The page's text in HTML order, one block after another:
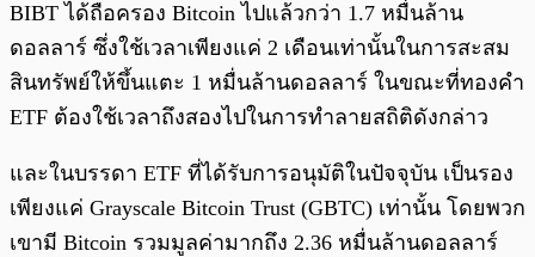
BIBT ได้ถือครอง Bitcoin ไปแล้วกว่า 1.7 หมื่นล้าน
ดอลลาร์ ซึ่งใช้เวลาเพียงแค่ 2 เดือนเท่านั้นในการสะสม
สินทรัพย์ให้ขึ้นแตะ 1 หมื่นล้านดอลลาร์ ในขณะที่ทองคำ
ETF ต้องใช้เวลาถึงสองไปในการทำลายสถิติดังกล่าว
และในบรรดา ETF ที่ได้รับการอนุมัติในปัจจุบัน เป็นรอง
เพียงแค่ Grayscale Bitcoin Trust (GBTC) เท่านั้น โดยพวก
เขามี Bitcoin รวมมูลค่ามากถึง 2.36 หมื่นล้านดอลลาร์